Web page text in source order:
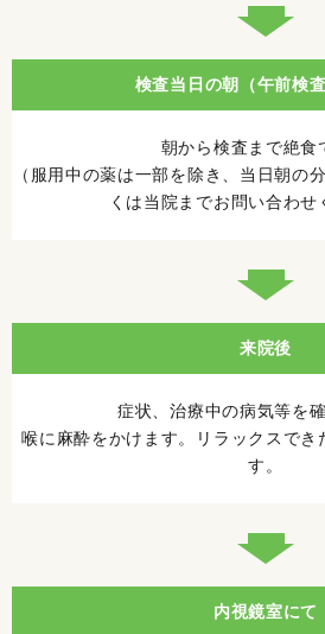
検査当日の朝（午前検査
朝から検査まで絶食
（服用中の薬は一部を除き、当日朝の
くは当院までお問い合わせ
来院後
症状、治療中の病気等を確
喉に麻酔をかけます。リラックスでき
す。
内視鏡室にて